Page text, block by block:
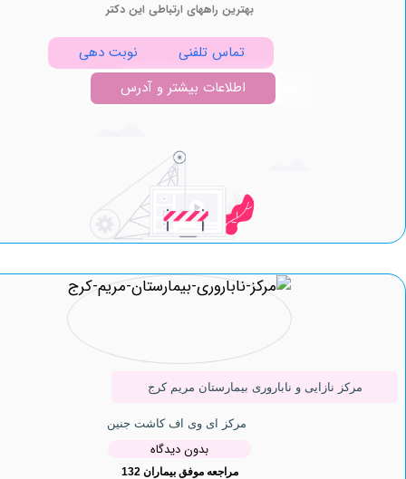
بهترین راههای ارتباطی این دکتر
تماس تلفنی
نوبت دهی
اطلاعات بیشتر و آدرس
نازایی و ناباروری بیمارستان مریم کرج
مرکز ای وی اف کاشت جنین
بدون دیدگاه
مراجعه موفق بیماران 132